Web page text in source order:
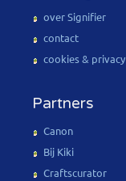
over Signifier
contact
cookies & privacy
Partners
Canon
Bij Kiki
Craftscurator